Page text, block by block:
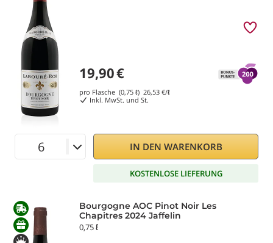
19,90€
pro Flasche (0,75 ℓ) 26,53 €/ℓ
Inkl. MwSt. und St.
IN DEN WARENKORB
KOSTENLOSE LIEFERUNG
Bourgogne AOC Pinot Noir Les
Chapitres 2024 Jaffelin
0,75 ℓ